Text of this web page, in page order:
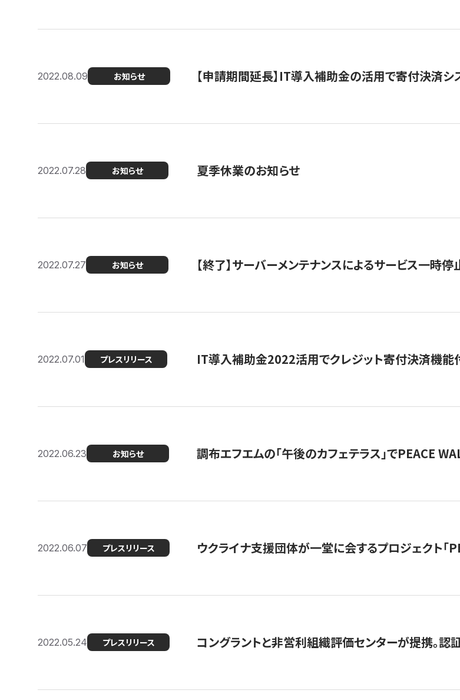
2022.08.09 お知らせ 【申請期間延長】IT導入補助金の活用で寄付決済
2022.07.28 お知らせ 夏季休業のお知らせ
2022.07.27 お知らせ 【終了】サーバーメンテナンスによるサービス一時
2022.07.01 プレスリリース IT導入補助金2022活用でクレジット寄付決済機能
2022.06.23 お知らせ 調布エフエムの「午後のカフェテラス」でPEACE
2022.06.07 プレスリリース ウクライナ支援団体が一堂に会するプロジェクト「
2022.05.24 プレスリリース コングラントと非営利組織評価センターが提携。認